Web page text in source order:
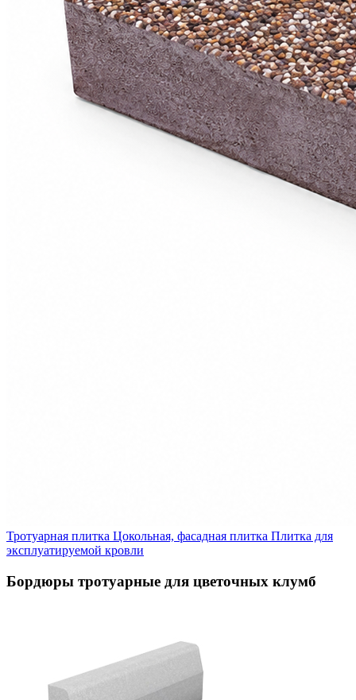
Тротуарная плитка Цокольная, фасадная плитка Плитка для
эксплуатируемой кровли
Бордюры тротуарные для цветочных клумб